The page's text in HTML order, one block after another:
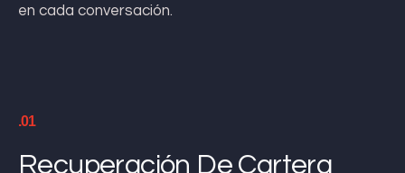
en cada conversación.
.01
Recuperación De Cartera